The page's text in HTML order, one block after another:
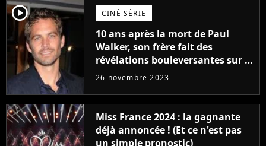
player2 CINÉ SÉRIE
10 ans après la mort de Paul
Walker, son frère fait des
révélations bouleversantes sur la
réaction des acteurs de Fast and
26 novembre 2023
Miss France 2024 : la gagnante
déjà annoncée ! (Et ce n'est pas
un simple pronostic)